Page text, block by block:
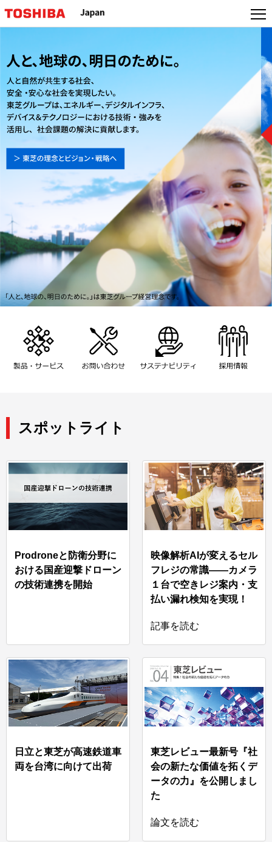
ャ
ン
プ
スポットライト
Prodroneと防衛分野に
おける国産迎撃ドローン
の技術連携を開始
映像解析AIが変えるセル
フレジの常識――カメラ
１台で空きレジ案内・支
払い漏れ検知を実現！
記事を読む
日立と東芝が高速鉄道車
両を台湾に向けて出荷
東芝レビュー最新号『社
会の新たな価値を拓くデ
ータの力』を公開しまし
た
論文を読む